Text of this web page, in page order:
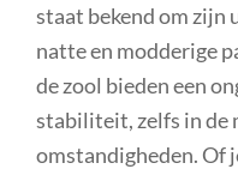
staat bekend om zijn
natte en modderige
de zool bieden een
stabiliteit, zelfs in de
omstandigheden. Of